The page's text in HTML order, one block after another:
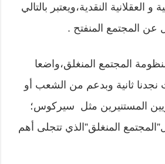
العقلانية النقدية،ويعتبر بالتالي
عن المجتمع المنفتح .
المجتمع المنغلق،واضعا
ثانية وبدعم من الشعب أو
المستنيرين مثل سيركوس؛
ل”المجتمع المنغلق”الذي تتجلى أهم